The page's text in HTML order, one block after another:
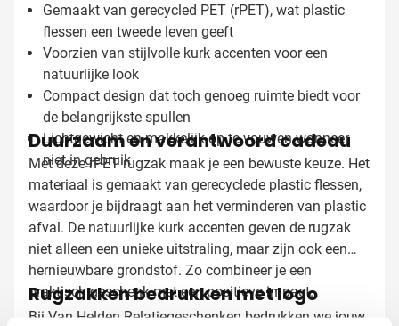
Gemaakt van gerecycled PET (rPET), wat plastic
flessen een tweede leven geeft
Voorzien van stijlvolle kurk accenten voor een
natuurlijke look
Compact design dat toch genoeg ruimte biedt voor
de belangrijkste spullen
Lichtgewicht en makkelijk op te vouwen wanneer
niet in gebruik
Duurzaam en verantwoord cadeau
Met deze rPET rugzak maak je een bewuste keuze. Het
materiaal is gemaakt van gerecyclede plastic flessen,
waardoor je bijdraagt aan het verminderen van plastic
afval. De natuurlijke kurk accenten geven de rugzak
niet alleen een unieke uitstraling, maar zijn ook een
hernieuwbare grondstof. Zo combineer je een
praktisch geschenk met een positieve impact.
Rugzakken bedrukken met logo
Bij Van Helden Relatiegeschenken bedrukken we jouw